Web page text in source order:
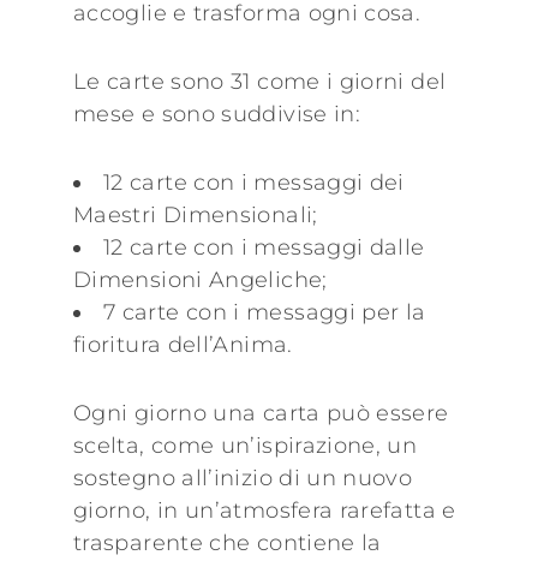
accoglie e trasforma ogni cosa.
Le carte sono 31 come i giorni del
mese e sono suddivise in:
12 carte con i messaggi dei
Maestri Dimensionali;
12 carte con i messaggi dalle
Dimensioni Angeliche;
7 carte con i messaggi per la
fioritura dell’Anima.
Ogni giorno una carta può essere
scelta, come un’ispirazione, un
sostegno all’inizio di un nuovo
giorno, in un’atmosfera rarefatta e
trasparente che contiene la